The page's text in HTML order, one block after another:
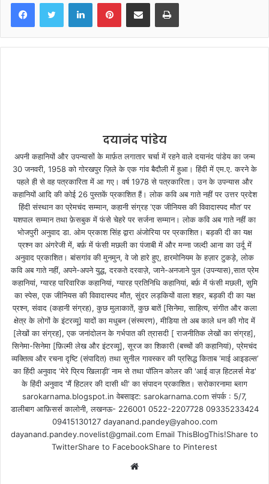
दयानंद पांडेय
अपनी कहानियों और उपन्यासों के मार्फ़त लगातार चर्चा में रहने वाले दयानंद पांडेय का जन्म
30 जनवरी, 1958 को गोरखपुर ज़िले के एक गांव बैदौली में हुआ। हिंदी में एम.ए. करने के
पहले ही से वह पत्रकारिता में आ गए। वर्ष 1978 से पत्रकारिता। उन के उपन्यास और
कहानियों आदि की कोई 26 पुस्तकें प्रकाशित हैं। लोक कवि अब गाते नहीं पर उत्तर प्रदेश
हिंदी संस्थान का प्रेमचंद सम्मान, कहानी संग्रह ‘एक जीनियस की विवादास्पद मौत’ पर
यशपाल सम्मान तथा फ़ेसबुक में फंसे चेहरे पर सर्जना सम्मान। लोक कवि अब गाते नहीं का
भोजपुरी अनुवाद डा. ओम प्रकाश सिंह द्वारा अंजोरिया पर प्रकाशित। बड़की दी का यक्ष
प्रश्न का अंगरेजी में, बर्फ़ में फंसी मछली का पंजाबी में और मन्ना जल्दी आना का उर्दू में
अनुवाद प्रकाशित। बांसगांव की मुनमुन, वे जो हारे हुए, हारमोनियम के हज़ार टुकड़े, लोक
कवि अब गाते नहीं, अपने-अपने युद्ध, दरकते दरवाज़े, जाने-अनजाने पुल (उपन्यास),सात प्रेम
कहानियां, ग्यारह पारिवारिक कहानियां, ग्यारह प्रतिनिधि कहानियां, बर्फ़ में फंसी मछली, सुमि
का स्पेस, एक जीनियस की विवादास्पद मौत, सुंदर लड़कियों वाला शहर, बड़की दी का यक्ष
प्रश्न, संवाद (कहानी संग्रह), कुछ मुलाकातें, कुछ बातें [सिनेमा, साहित्य, संगीत और कला
क्षेत्र के लोगों के इंटरव्यू] यादों का मधुबन (संस्मरण), मीडिया तो अब काले धन की गोद में
[लेखों का संग्रह], एक जनांदोलन के गर्भपात की त्रासदी [ राजनीतिक लेखों का संग्रह],
सिनेमा-सिनेमा [फ़िल्मी लेख और इंटरव्यू], सूरज का शिकारी (बच्चों की कहानियां), प्रेमचंद
व्यक्तित्व और रचना दृष्टि (संपादित) तथा सुनील गावस्कर की प्रसिद्ध किताब ‘माई आइडल्स’
का हिंदी अनुवाद ‘मेरे प्रिय खिलाड़ी’ नाम से तथा पॉलिन कोलर की 'आई वाज़ हिटलर्स मेड'
के हिंदी अनुवाद 'मैं हिटलर की दासी थी' का संपादन प्रकाशित। सरोकारनामा ब्लाग
sarokarnama.blogspot.in वेबसाइट: sarokarnama.com संपर्क : 5/7,
डालीबाग आफ़िसर्स कालोनी, लखनऊ- 226001 0522-2207728 09335233424
09415130127 dayanand.pandey@yahoo.com
dayanand.pandey.novelist@gmail.com Email ThisBlogThis!Share to
TwitterShare to FacebookShare to Pinterest